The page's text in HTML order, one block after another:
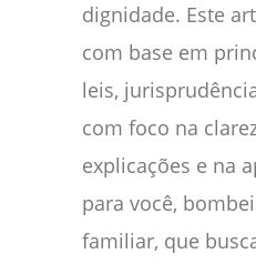
dignidade. Este
com base em
leis,
com foco na
explicações e na
para você,
familiar, que